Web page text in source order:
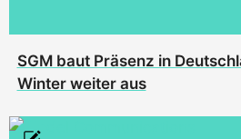
SGM baut Präsenz in
Winter weiter aus